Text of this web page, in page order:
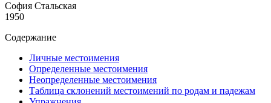
София Стальская
1950
Содержание
Личные местоимения
Определенные местоимения
Неопределенные местоимения
Таблица склонений местоимений по родам и падежам